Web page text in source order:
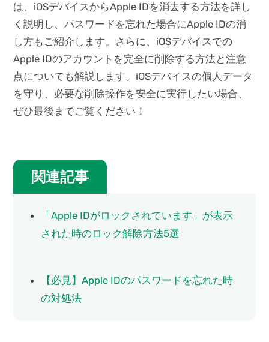
は、iOSデバイスからApple IDを消去する方法を詳し
く説明し、パスワードを忘れた場合にApple IDの消
し方もご紹介します。さらに、iOSデバイスでの
Apple IDのアカウントを完全に削除する方法と注意
点についても解説します。iOSデバイスの個人データ
を守り、必要な削除操作を安全に実行したい場合、
ぜひ最後までご覧ください！
関連記事
「Apple IDがロックされています」が表示
された時のロック解除方法5選
【必見】Apple IDのパスワードを忘れた時
の対処法